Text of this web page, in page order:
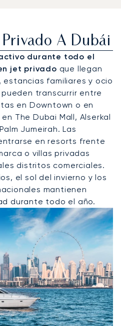
A Dubái
durante todo el
jet privado que llegan
estancias familiares y ocio
transcurrir entre
en Downtown o en
The Dubai Mall, Alserkal
Jumeirah. Las
en resorts frente
o villas privadas
distritos comerciales.
el sol del invierno y los
mantienen
durante todo el año.